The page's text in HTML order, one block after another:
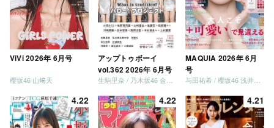
ViVi 2026年 6月号
櫻坂46 山﨑天
アップトゥボーイ
vol.362 2026年 6月号
生駒里奈 / 乃木坂46 金川紗耶 森平麗心
MAQUIA 2026年 6月
号
与田祐希 / 櫻坂46 浅井恋乃未
4.22 4.22 4.21